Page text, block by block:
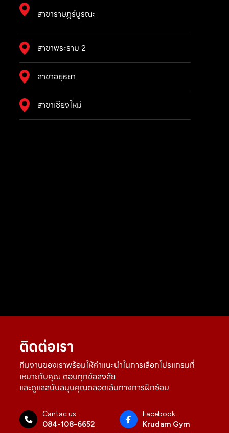
สาขาราษฎร์บูรณะ
สาขาพระราม 2
สาขาอยุธยา
สาขาเชียงใหม่
ติดต่อเรา
ทีมงานของเราพร้อมให้คำแนะนำในการเลือกโปรแกรมที่
เหมาะกับคุณ ตอบทุกข้อสงสัย
และดูแลสนับสนุนคุณตลอดเส้นทางการฝึกซ้อม
Cantac us :
084-108-6652
Facebook :
Krudam Gym